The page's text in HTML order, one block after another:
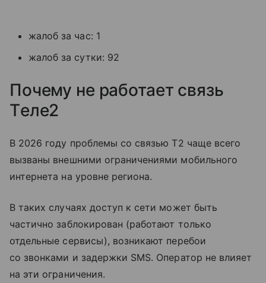
жалоб за час: 1
жалоб за сутки: 92
Почему не работает связь
Tеле2
В 2026 году проблемы со связью T2 чаще всего
вызваны внешними ограничениями мобильного
интернета на уровне региона.
В таких случаях доступ к сети может быть
частично заблокирован (работают только
отдельные сервисы), возникают перебои
со звонками и задержки SMS. Оператор не влияет
на эти ограничения.